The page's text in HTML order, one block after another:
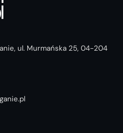
ul. Murmańska 25, 04-204